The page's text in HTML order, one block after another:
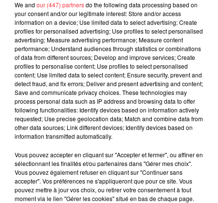
6 août 2026
La version réécrite de « Beautiful Day »
interprétée lors des...
6 août 2026
Weezer prépare la sortie de son nouvel
album en dévoilant une...
5 août 2026
Queens of the Stone Age lance une ligne
téléphonique pour...
We and our (447) partnersdo the following data processing based on
your consent and/or our legitimate interest: Store and/or access
information on a device; Use limited data to select advertising; Create
profiles for personalised advertising; Use profiles to select personalised
advertising; Measure advertising performance; Measure content
performance; Understand audiences through statistics or combinations
of data from different sources; Develop and improve services; Create
profiles to personalise content; Use profiles to select personalised
content; Use limited data to select content; Ensure security, prevent and
detect fraud, and fix errors; Deliver and present advertising and content;
Save and communicate privacy choices. These technologies may
process personal data such as IP address and browsing data to offer
following functionalities: Identify devices based on information actively
requested; Use precise geolocation data; Match and combine data from
other data sources; Link different devices; Identify devices based on
information transmitted automatically.
Vous pouvez accepter en cliquant sur "Accepter et fermer", ou affiner en
sélectionnant les finalités et/ou partenaires dans "Gérer mes choix".
Vous pouvez également refuser en cliquant sur "Continuer sans
accepter". Vos préférences ne s'appliqueront que pour ce site. Vous
pouvez mettre à jour vos choix, ou retirer votre consentement à tout
moment via le lien "Gérer les cookies" situé en bas de chaque page.